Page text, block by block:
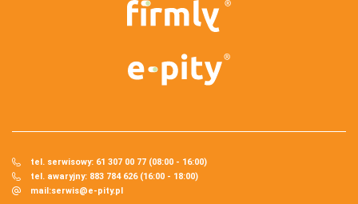
tel. serwisowy: 61 307 00 77 (08:00 - 16:00)
tel. awaryjny: 883 784 626 (16:00 - 18:00)
mail:serwis@e-pity.pl